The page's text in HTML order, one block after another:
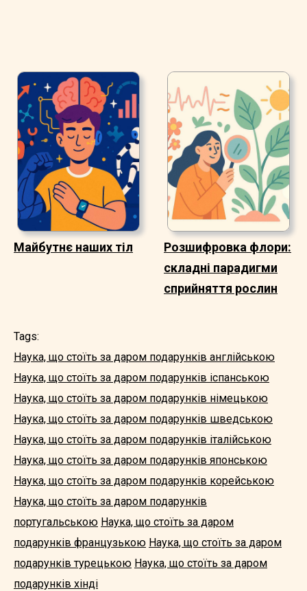
Майбутнє наших тіл
Розшифровка флори:
складні парадигми
сприйняття рослин
Tags:
Наука, що стоїть за даром подарунків англійською
Наука, що стоїть за даром подарунків іспанською
Наука, що стоїть за даром подарунків німецькою
Наука, що стоїть за даром подарунків шведською
Наука, що стоїть за даром подарунків італійською
Наука, що стоїть за даром подарунків японською
Наука, що стоїть за даром подарунків корейською
Наука, що стоїть за даром подарунків
португальською Наука, що стоїть за даром
подарунків французькою Наука, що стоїть за даром
подарунків турецькою Наука, що стоїть за даром
подарунків хінді